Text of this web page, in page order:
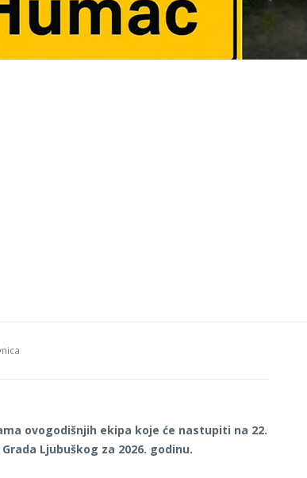
ovogodišnjih ekipa koje će nastupiti na 22.
Ljubuškog za 2026. godinu.